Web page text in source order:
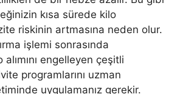
kısa sürede kilo
riskinin artmasına neden olur.
işlemi sonrasında
engelleyen çeşitli
programlarını uzman
uygulamanız gerekir.